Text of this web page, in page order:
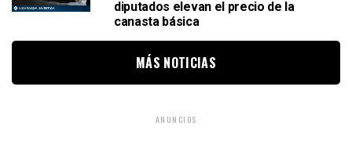
diputados elevan el precio de la
canasta básica
MÁS NOTICIAS
ANUNCIOS